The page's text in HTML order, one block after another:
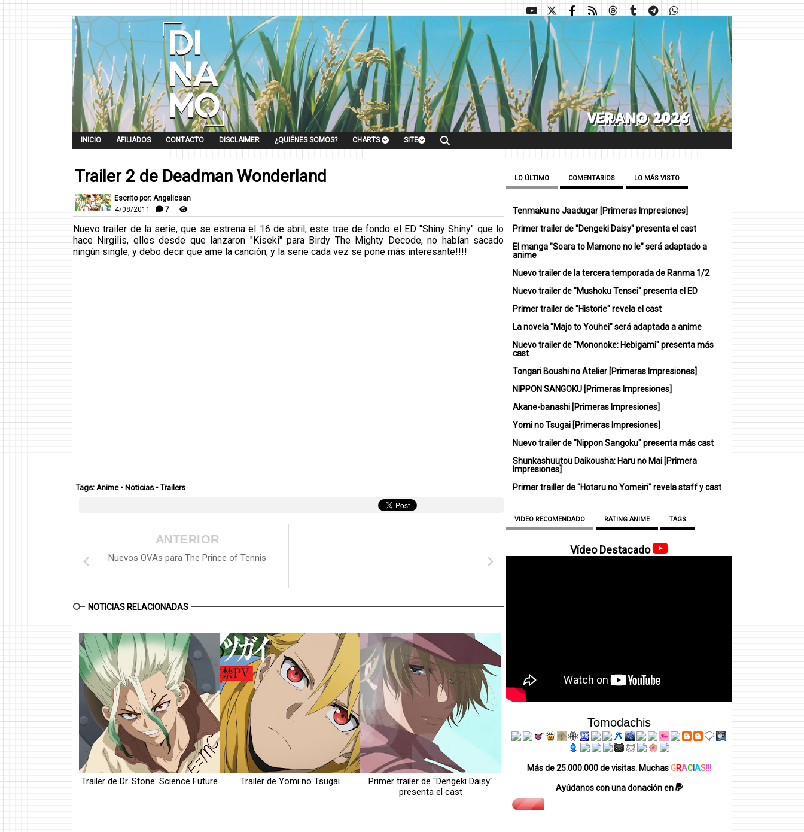
INICIO AFILIADOS CONTACTO DISCLAIMER ¿QUIÉNES SOMOS? CHARTS SITE
Trailer 2 de Deadman Wonderland
Escrito por: Angelicsan
4/08/2011
7
Nuevo trailer de la serie, que se estrena el 16 de abril, este trae de fondo el ED "Shiny Shiny" que lo
hace Nirgilis, ellos desde que lanzaron "Kiseki" para Birdy The Mighty Decode, no habían sacado
ningún single, y debo decir que ame la canción, y la serie cada vez se pone más interesante!!!!
Tags: Anime• Noticias •Trailers
ANTERIOR
Nuevos OVAs para The Prince of Tennis
NOTICIAS RELACIONADAS
Trailer de Dr. Stone: Science Future Trailer de Yomi no Tsugai
Primer trailer de "Dengeki Daisy"
presenta el cast
LO ÚLTIMO COMENTARIOS LO MÁS VISTO
Tenmaku no Jaadugar [Primeras Impresiones]
Primer trailer de "Dengeki Daisy" presenta el cast
El manga "Soara to Mamono no Ie" será adaptado a
anime
Nuevo trailer de la tercera temporada de Ranma 1/2
Nuevo trailer de "Mushoku Tensei" presenta el ED
Primer trailer de "Historie" revela el cast
La novela "Majo to Youhei" será adaptada a anime
Nuevo trailer de "Mononoke: Hebigami" presenta más
cast
Tongari Boushi no Atelier [Primeras Impresiones]
NIPPON SANGOKU [Primeras Impresiones]
Akane-banashi [Primeras Impresiones]
Yomi no Tsugai [Primeras Impresiones]
Nuevo trailer de "Nippon Sangoku" presenta más cast
Shunkashuutou Daikousha: Haru no Mai [Primera
Impresiones]
Primer trailler de "Hotaru no Yomeiri" revela staff y cast
VIDEO RECOMENDADO RATING ANIME TAGS
Vídeo Destacado
Tomodachis
Más de 25.000.000 de visitas. MuchasGRACAS!!!
Ayúdanos con una donación en